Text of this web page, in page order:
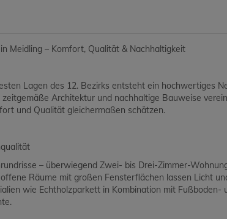
Meidling – Komfort, Qualität & Nachhaltigkeit
Lagen des 12. Bezirks entsteht ein hochwertiges
zeitgemäße Architektur und nachhaltige Bauweise
und Qualität gleichermaßen schätzen.
– überwiegend Zwei- bis Drei-Zimmer-
Räume mit großen Fensterflächen lassen Licht
wie Echtholzparkett in Kombination mit Fußboden-